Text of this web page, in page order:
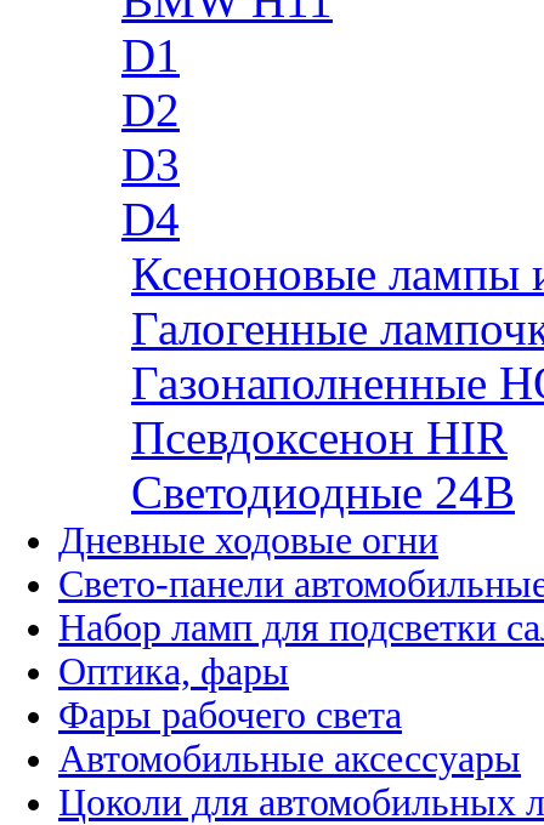
D1
D2
D3
D4
Ксеноновые лампы
Галогенные
Газонаполненные
Псевдоксенон HIR
Cветодиодные 24B
Дневные ходовые огни
Свето-панели
Набор ламп для подсветки
Оптика, фары
Фары рабочего света
Автомобильные аксессуары
Цоколи для автомобильных